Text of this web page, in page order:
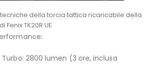
2800 lumen (3 ore, inclusa